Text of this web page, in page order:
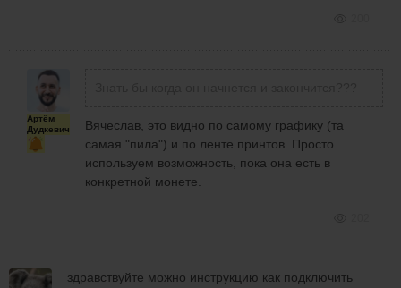
Артём
Дудкевич
Вячеслав, это видно по самому графику (та
самая "пила") и по ленте принтов. Просто
используем возможность, пока она есть в
конкретной монете.
здравствуйте можно инструкцию как подключить